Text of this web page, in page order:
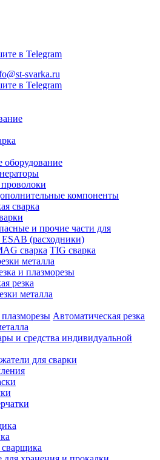
в Telegram
svarka.ru
в Telegram
оборудование
компоненты
сварка
и прочие части для
ESAB (расходники)
сварка TIG сварка
металла
и плазморезы
резка
металла
Автоматическая резка
и средства индивидуальной
для сварки